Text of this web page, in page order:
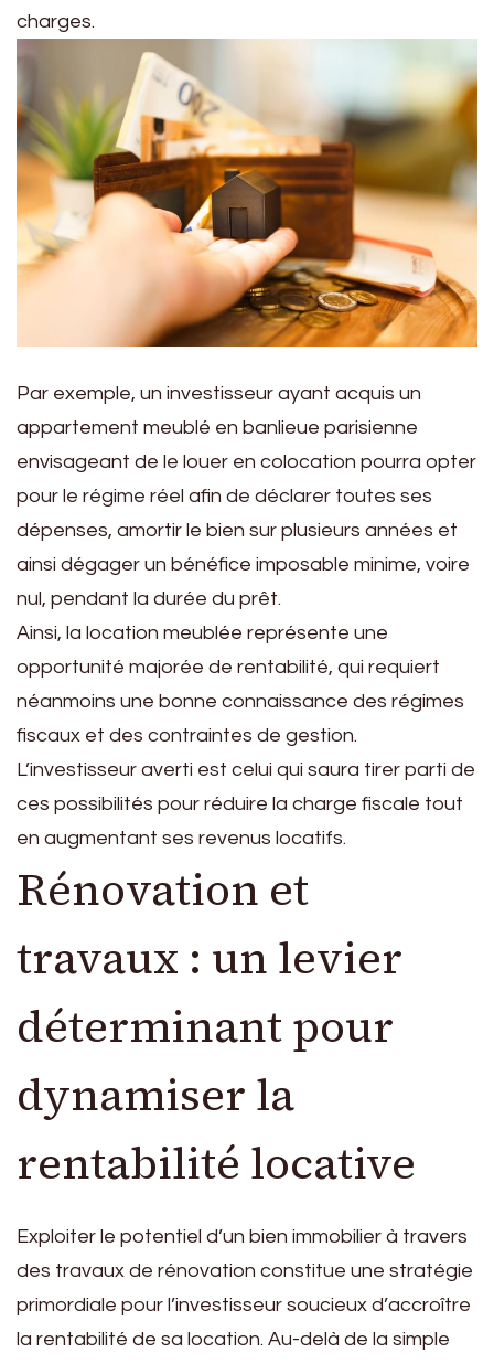
charges.
Par exemple, un investisseur ayant acquis un
appartement meublé en banlieue parisienne
envisageant de le louer en colocation pourra opter
pour le régime réel afin de déclarer toutes ses
dépenses, amortir le bien sur plusieurs années et
ainsi dégager un bénéfice imposable minime, voire
nul, pendant la durée du prêt.
Ainsi, la location meublée représente une
opportunité majorée de rentabilité, qui requiert
néanmoins une bonne connaissance des régimes
fiscaux et des contraintes de gestion.
L’investisseur averti est celui qui saura tirer parti de
ces possibilités pour réduire la charge fiscale tout
en augmentant ses revenus locatifs.
Rénovation et
travaux : un levier
déterminant pour
dynamiser la
rentabilité locative
Exploiter le potentiel d’un bien immobilier à travers
des travaux de rénovation constitue une stratégie
primordiale pour l’investisseur soucieux d’accroître
la rentabilité de sa location. Au-delà de la simple